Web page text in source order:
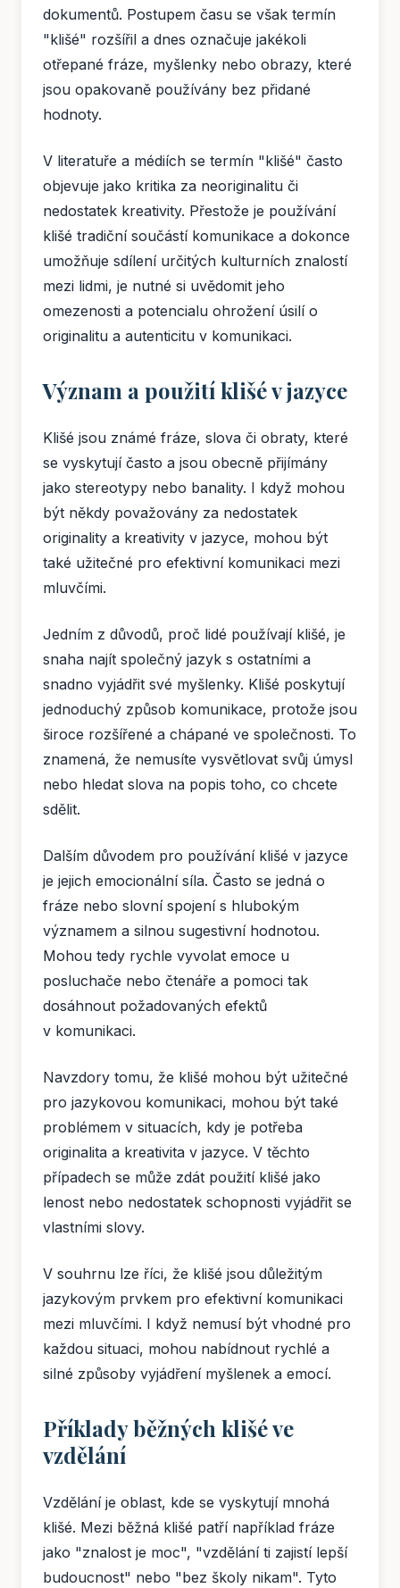
dokumentů. Postupem času se však termín
"klišé" rozšířil a dnes označuje jakékoli
otřepané fráze, myšlenky nebo obrazy, které
jsou opakovaně používány bez přidané
hodnoty.
V literatuře a médiích se termín "klišé" často
objevuje jako kritika za neoriginalitu či
nedostatek kreativity. Přestože je používání
klišé tradiční součástí komunikace a dokonce
umožňuje sdílení určitých kulturních znalostí
mezi lidmi, je nutné si uvědomit jeho
omezenosti a potencialu ohrožení úsilí o
originalitu a autenticitu v komunikaci.
Význam a použití klišé v jazyce
Klišé jsou známé fráze, slova či obraty, které
se vyskytují často a jsou obecně přijímány
jako stereotypy nebo banality. I když mohou
být někdy považovány za nedostatek
originality a kreativity v jazyce, mohou být
také užitečné pro efektivní komunikaci mezi
mluvčími.
Jedním z důvodů, proč lidé používají klišé, je
snaha najít společný jazyk s ostatními a
snadno vyjádřit své myšlenky. Klišé poskytují
jednoduchý způsob komunikace, protože jsou
široce rozšířené a chápané ve společnosti. To
znamená, že nemusíte vysvětlovat svůj úmysl
nebo hledat slova na popis toho, co chcete
sdělit.
Dalším důvodem pro používání klišé v jazyce
je jejich emocionální síla. Často se jedná o
fráze nebo slovní spojení s hlubokým
významem a silnou sugestivní hodnotou.
Mohou tedy rychle vyvolat emoce u
posluchače nebo čtenáře a pomoci tak
dosáhnout požadovaných efektů
v komunikaci.
Navzdory tomu, že klišé mohou být užitečné
pro jazykovou komunikaci, mohou být také
problémem v situacích, kdy je potřeba
originalita a kreativita v jazyce. V těchto
případech se může zdát použití klišé jako
lenost nebo nedostatek schopnosti vyjádřit se
vlastními slovy.
V souhrnu lze říci, že klišé jsou důležitým
jazykovým prvkem pro efektivní komunikaci
mezi mluvčími. I když nemusí být vhodné pro
každou situaci, mohou nabídnout rychlé a
silné způsoby vyjádření myšlenek a emocí.
Příklady běžných klišé ve
vzdělání
Vzdělání je oblast, kde se vyskytují mnohá
klišé. Mezi běžná klišé patří například fráze
jako "znalost je moc", "vzdělání ti zajistí lepší
budoucnost" nebo "bez školy nikam". Tyto